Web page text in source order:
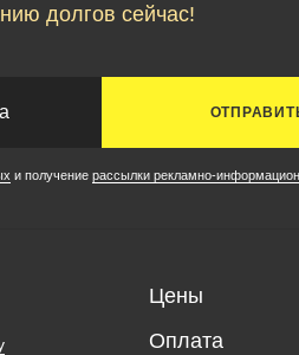
долгов сейчас!
и получение рассылки рекламно-
Цены
Оплата